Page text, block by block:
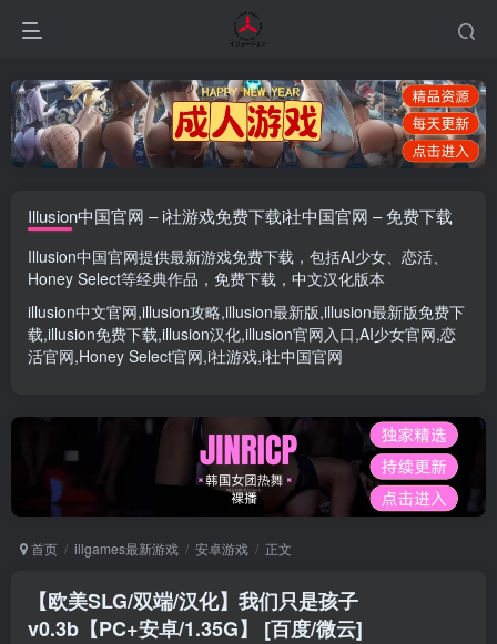
Illusion中国官网 – i社游戏免费下载i社中国官网 – 免费下载
Illusion中国官网提供最新游戏免费下载，包括AI少女、 恋活、
Honey Select等经典作品，免费下载，中文汉化版本
illusion中文官网,illusion攻略,illusion最新版,illusion最新版免费下
载,illusion免费下载,illusion汉化,illusion官网入口,AI少女官网,恋
活官网,Honey Select官网,i社游戏,i社中国官网
首页 illgames最新游戏 安卓游戏 正文
【欧美SLG/双端/汉化】我们只是孩子
v0.3b【PC+安卓/1.35G】 [百度/微云]